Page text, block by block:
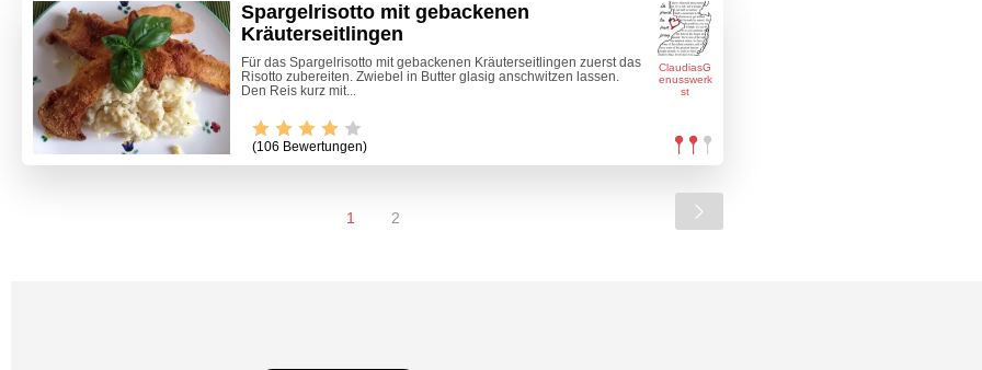
ClaudiasG
enusswerk
st
Spargelrisotto mit gebackenen
Kräuterseitlingen
Für das Spargelrisotto mit gebackenen Kräuterseitlingen zuerst das
Risotto zubereiten. Zwiebel in Butter glasig anschwitzen lassen.
Den Reis kurz mit...
(106 Bewertungen)
1 2